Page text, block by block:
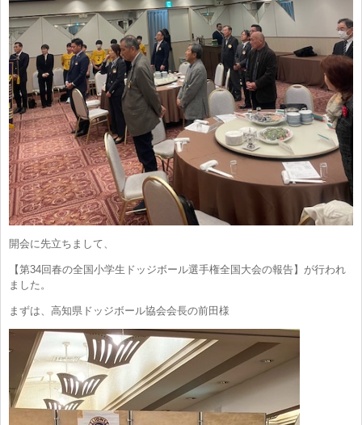
開会に先立ちまして、
【第34回春の全国小学生ドッジボール選手権全国大会の報告】が行われ
ました。
まずは、高知県ドッジボール協会会長の前田様